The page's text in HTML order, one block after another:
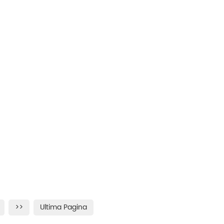
>> Ultima Pagina